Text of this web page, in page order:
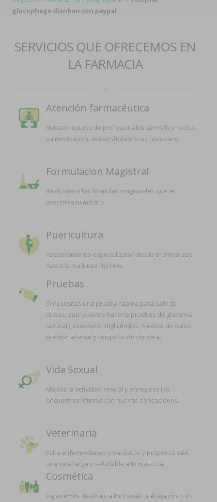
glucophage dianben con paypal
SERVICIOS QUE OFRECEMOS EN
LA FARMACIA
Atención farmacéutica
Nuestro equipo de profesionales controla y revisa
su medicación, asesorándole si es necesario.
Formulación Magistral
Realizamos las fórmulas magistrales que le
prescriba tu médico.
Puericultura
Asesoramiento especializado desde el embarazo
hasta la madurez del niño.
Pruebas
Si necesitas una prueba rápida para salir de
dudas, aquí puedes hacerte pruebas de glucemia
(azúcar), colesterol, triglicéridos, medida de pulso,
presión arterial y composición corporal.
Vida Sexual
Mejora la actividad sexual y enriquece los
encuentros íntimos con nuevas sensaciones.
Veterinaria
Evita enfermedades y parásitos y proporciónale
una vida larga y saludable a tu mascota.
Cosmética
Diponemos de Analizador Facial. Trabajamos con